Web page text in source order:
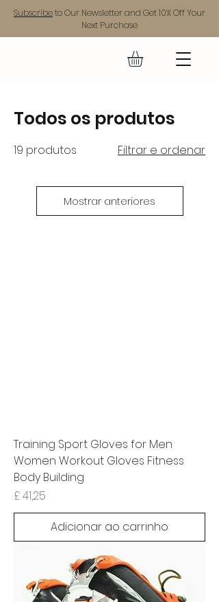
Subscribeto Our Newsletter and Get 10% Off Your
Next Purchase
Todos os produtos
19 produtos Filtrar e ordenar
Mostrar anteriores
Training Sport Gloves for Men
Women Workout Gloves Fitness
Body Building
Preço
£ 41,25
Adicionar ao carrinho